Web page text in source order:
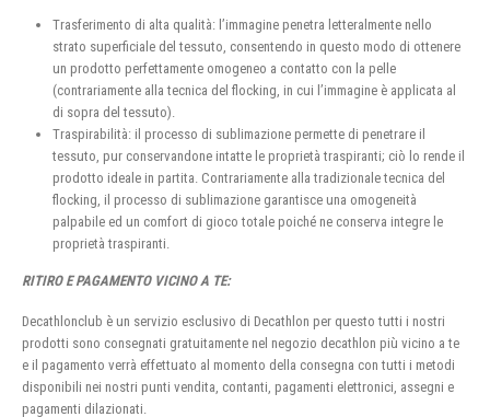
Trasferimento di alta qualità: l’immagine penetra letteralmente nello
strato superficiale del tessuto, consentendo in questo modo di ottenere
un prodotto perfettamente omogeneo a contatto con la pelle
(contrariamente alla tecnica del flocking, in cui l’immagine è applicata al
di sopra del tessuto).
Traspirabilità: il processo di sublimazione permette di penetrare il
tessuto, pur conservandone intatte le proprietà traspiranti; ciò lo rende il
prodotto ideale in partita. Contrariamente alla tradizionale tecnica del
flocking, il processo di sublimazione garantisce una omogeneità
palpabile ed un comfort di gioco totale poiché ne conserva integre le
proprietà traspiranti.
RITIRO E PAGAMENTO VICINO A TE:
Decathlonclub è un servizio esclusivo di Decathlon per questo tutti i nostri
prodotti sono consegnati gratuitamente nel negozio decathlon più vicino a te
e il pagamento verrà effettuato al momento della consegna con tutti i metodi
disponibili nei nostri punti vendita, contanti, pagamenti elettronici, assegni e
pagamenti dilazionati.